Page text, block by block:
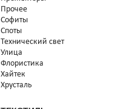
Прочее
Софиты
Споты
Технический свет
Улица
Флористика
Хайтек
Хрусталь